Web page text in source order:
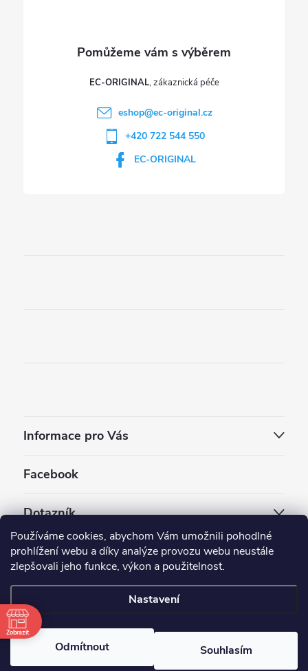
Používáme cookies, abychom Vám umožnili pohodlné
prohlížení webu a díky analýze provozu webu neustále
zlepšovali jeho funkce, výkon a použitelnost.
Nastavení
Odmítnout Souhlasím
EC-ORIGINAL
eshop@ec-original.cz
+420 722 544 550
EC-ORIGINAL
Informace pro Vás
Facebook
Dotazník
Jaký styl vapování vám vyhovuje ?
Copyright 2026
Upravit nastavení cookies
Zobrazit